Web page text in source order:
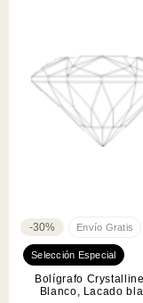
-30%
Bolígrafo
Blanco, Lacado